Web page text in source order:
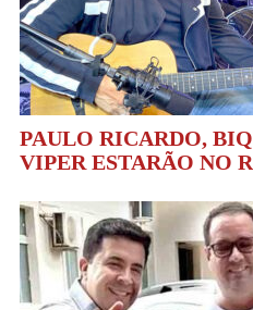
PAULO RICARDO,
VIPER ESTARÃO NO